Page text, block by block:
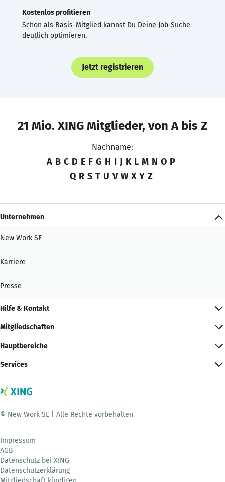
Kostenlos profitieren
Schon als Basis-Mitglied kannst Du Deine Job-Suche
deutlich optimieren.
Jetzt registrieren
21 Mio. XING Mitglieder, von A bis Z
Nachname:
A B C D E F G H I J K L M N O P
Q R S T U V W X Y Z
Unternehmen
New Work SE
Karriere
Presse
Hilfe & Kontakt
Mitgliedschaften
Hauptbereiche
Services
© New Work SE | Alle Rechte vorbehalten
Impressum
AGB
Datenschutz bei XING
Datenschutzerklärung